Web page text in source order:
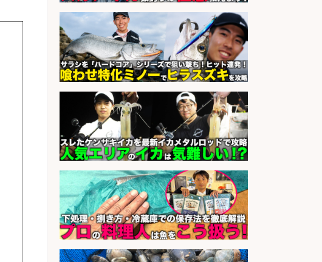
さらに求人情報を見る